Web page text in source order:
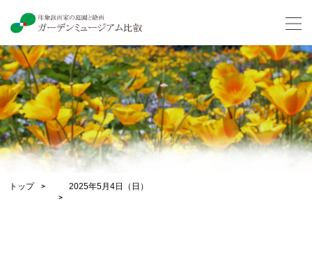
トップ 2025年5月4日（日）